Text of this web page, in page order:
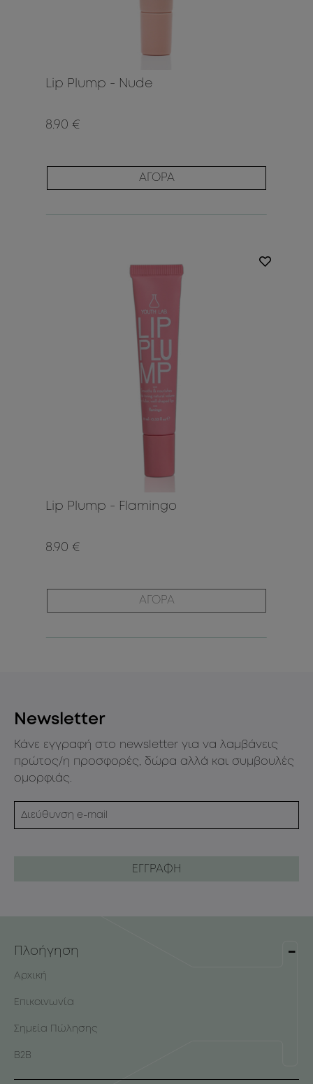
Lip Plump - Nude
8.90 €
ΑΓΟΡΑ
Lip Plump - Flamingo
8.90 €
ΑΓΟΡΑ
Newsletter
Κάνε εγγραφή στο newsletter για να λαμβάνεις
πρώτος/η προσφορές, δώρα αλλά και συμβουλές
ομορφιάς.
Πλοήγηση
Αρχική
Επικοινωνία
Σημεία Πώλησης
B2B